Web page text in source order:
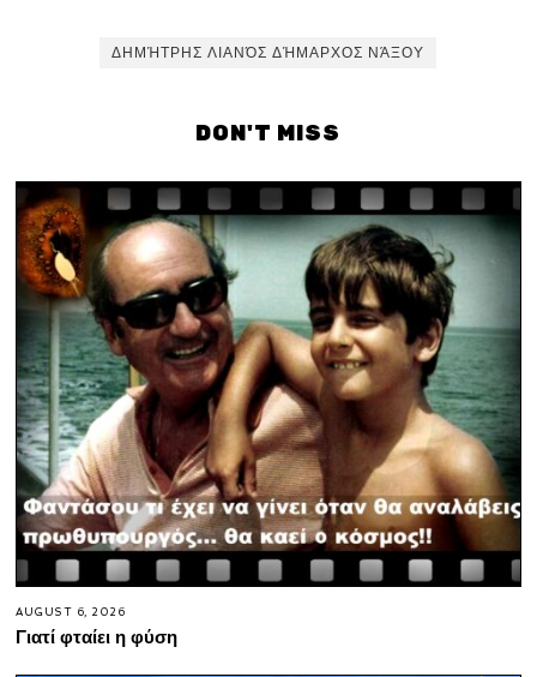
ΔΗΜΉΤΡΗΣ ΛΙΑΝΌΣ ΔΉΜΑΡΧΟΣ ΝΆΞΟΥ
DON'T MISS
AUGUST 6, 2026
Γιατί φταίει η φύση